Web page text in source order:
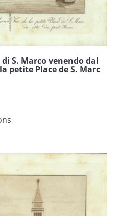
S. Marco venendo dal
petite Place de S. Marc